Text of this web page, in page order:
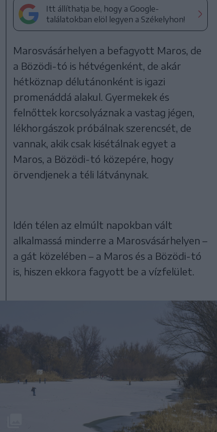
Itt állíthatja be, hogy a Google-
találatokban elöl legyen a Székelyhon!
Marosvásárhelyen a befagyott Maros, de
a Bözödi-tó is hétvégenként, de akár
hétköznap délutánonként is igazi
promenáddá alakul. Gyermekek és
felnőttek korcsolyáznak a vastag jégen,
lékhorgászok próbálnak szerencsét, de
vannak, akik csak kisétálnak egyet a
Maros, a Bözödi-tó közepére, hogy
örvendjenek a téli látványnak.
Idén télen az elmúlt napokban vált
alkalmassá minderre a Marosvásárhelyen –
a gát közelében – a Maros és a Bözödi-tó
is, hiszen ekkora fagyott be a vízfelület.